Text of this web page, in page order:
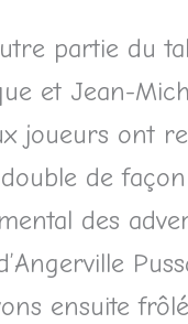
partie du
et Jean-
joueurs ont
de
des
ensuite